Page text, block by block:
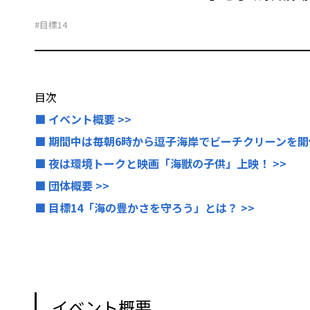
#目標14
目次
■ イベント概要 >>
■ 期間中は毎朝6時から逗子海岸でビーチクリーンを
■ 夜は環境トークと映画「海獣の子供」上映！ >>
■ 団体概要 >>
■ 目標14「海の豊かさを守ろう」とは？ >>